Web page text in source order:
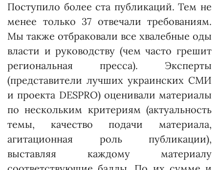
Поступило более ста публикаций. Тем не
менее только 37 отвечали требованиям.
Мы также отбраковали все хвалебные оды
власти и руководству (чем часто грешит
региональная пресса). Эксперты
(представители лучших украинских СМИ
и проекта DESPRO) оценивали материалы
по нескольким критериям (актуальность
темы, качество подачи материала,
агитационная роль публикации),
выставляя каждому материалу